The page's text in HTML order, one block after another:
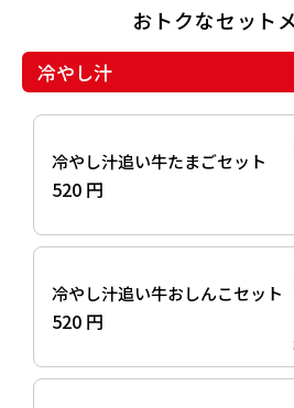
おトクなセット
冷やし汁
冷やし汁追い牛たまごセット
520 円
冷やし汁追い牛おしんこセット
520 円